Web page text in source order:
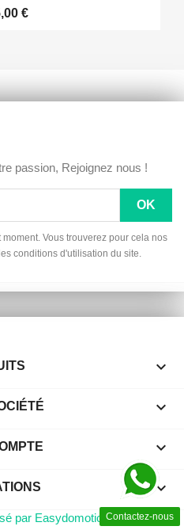
€
passion, Rejoignez nous !
Vous trouverez pour cela nos
conditions d'utilisation du site.



keyboard_arrow_down
Contactez-nous
par Easydomotic